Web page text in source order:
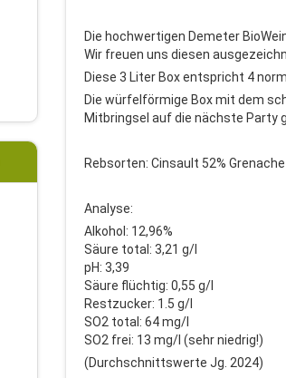
Die hochwertigen Demeter
Wir freuen uns diesen
Diese 3 Liter Box entspricht 4
Die würfelförmige Box mit dem
Mitbringsel auf die nächste Party
Rebsorten: Cinsault 52%
Analyse:
Alkohol: 12,96%
Säure total: 3,21 g/l
pH: 3,39
Säure flüchtig: 0,55 g/l
Restzucker: 1.5 g/l
SO2 total: 64 mg/l
SO2 frei: 13 mg/l (sehr niedrig!)
(Durchschnittswerte Jg. 2024)